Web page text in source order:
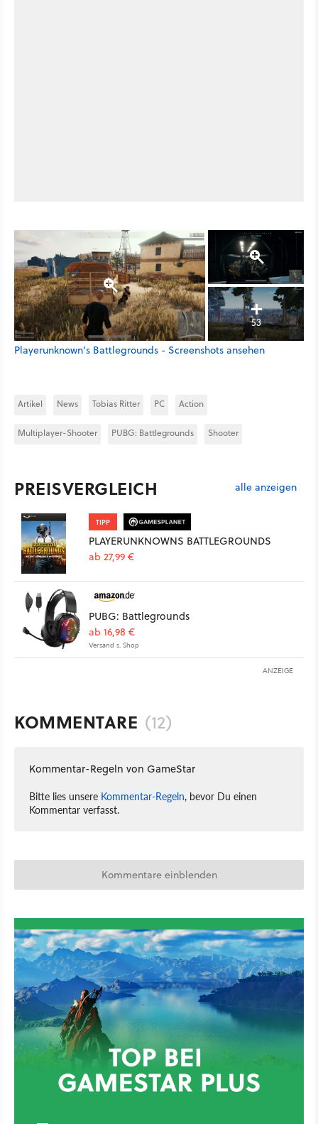
53
Playerunknown’s Battlegrounds - Screenshots ansehen
Artikel News Tobias Ritter PC Action
Multiplayer-Shooter PUBG: Battlegrounds Shooter
PREISVERGLEICH alle anzeigen
TIPP
PLAYERUNKNOWNS BATTLEGROUNDS
ab 27,99 €
PUBG: Battlegrounds
ab 16,98 €
Versand s. Shop
ANZEIGE
KOMMENTARE (12)
Kommentar-Regeln von GameStar
Bitte lies unsere Kommentar-Regeln, bevor Du einen
Kommentar verfasst.
Kommentare einblenden